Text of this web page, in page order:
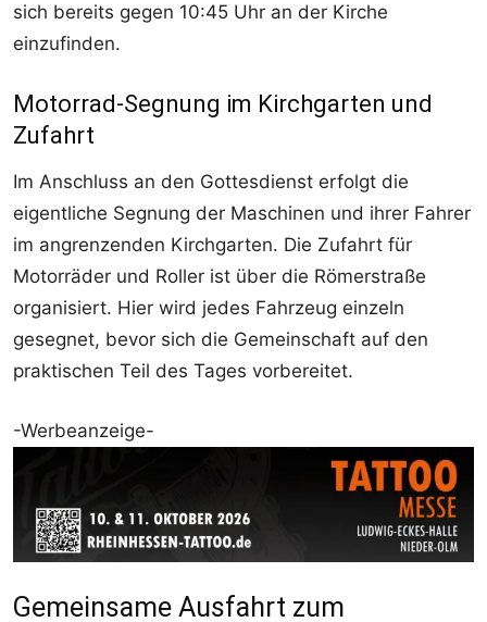
sich bereits gegen 10:45 Uhr an der Kirche
einzufinden.
Motorrad-Segnung im Kirchgarten und
Zufahrt
Im Anschluss an den Gottesdienst erfolgt die
eigentliche Segnung der Maschinen und ihrer Fahrer
im angrenzenden Kirchgarten. Die Zufahrt für
Motorräder und Roller ist über die Römerstraße
organisiert. Hier wird jedes Fahrzeug einzeln
gesegnet, bevor sich die Gemeinschaft auf den
praktischen Teil des Tages vorbereitet.
-Werbeanzeige-
Gemeinsame Ausfahrt zum